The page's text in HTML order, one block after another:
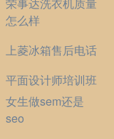
怎么样
上菱冰箱售后电话
平面设计师培训班
女生做sem还是
seo